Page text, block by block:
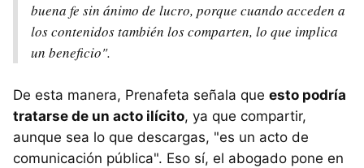
buena fe sin ánimo de lucro, porque cuando acceden a
los contenidos también los comparten, lo que implica
un beneficio".
De esta manera, Prenafeta señala que esto podría
tratarse de un acto ilícito, ya que compartir,
aunque sea lo que descargas, "es un acto de
comunicación pública". Eso sí, el abogado pone en